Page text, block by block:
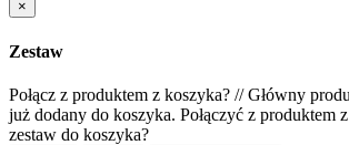
×
Zestaw
Połącz z produktem z koszyka? //Główny
już dodany do koszyka. Połączyć z produktem
zestaw do koszyka?